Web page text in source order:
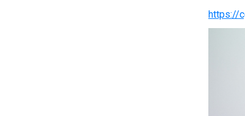
https://